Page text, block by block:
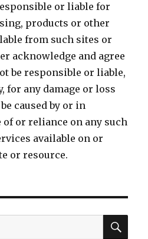
or liable for
products or other
from such sites or
acknowledge and agree
be responsible or liable,
any damage or loss
caused by or in
or reliance on any such
available on or
or resource.
検